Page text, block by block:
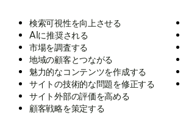
検索可視性を向上させる
AIに推奨される
市場を調査する
地域の顧客とつながる
魅力的なコンテンツを作成する
サイトの技術的な問題を修正する
サイト外部の評価を高める
顧客戦略を策定する